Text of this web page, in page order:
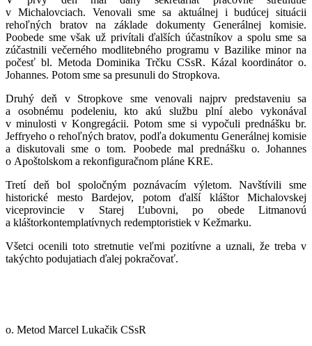
v Michalovciach. Venovali sme sa aktuálnej i budúcej situácii
rehoľných bratov na základe dokumenty Generálnej komisie.
Poobede sme však už privítali ďalších účastníkov a spolu sme sa
zúčastnili večerného modlitebného programu v Bazilike minor na
počesť bl. Metoda Dominika Trčku CSsR. Kázal koordinátor o.
Johannes. Potom sme sa presunuli do Stropkova.
Druhý deň v Stropkove sme venovali najprv predstaveniu sa
a osobnému podeleniu, kto akú službu plní alebo vykonával
v minulosti v Kongregácii. Potom sme si vypočuli prednášku br.
Jeffryeho o rehoľných bratov, podľa dokumentu Generálnej komisie
a diskutovali sme o tom. Poobede mal prednášku o. Johannes
o Apoštolskom a rekonfiguračnom pláne KRE.
Tretí deň bol spoločným poznávacím výletom. Navštívili sme
historické mesto Bardejov, potom ďalší kláštor Michalovskej
viceprovincie v Starej Ľubovni, po obede Litmanovú
a kláštorkontemplatívnych redemptoristiek v Kežmarku.
Všetci ocenili toto stretnutie veľmi pozitívne a uznali, že treba v
takýchto podujatiach ďalej pokračovať.
o. Metod Marcel Lukačik CSsR